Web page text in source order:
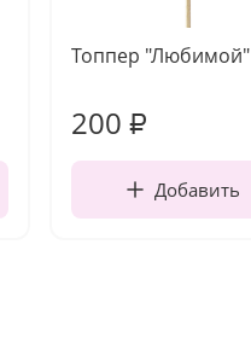
Топпер "Любимой"
200 ₽
Добавить